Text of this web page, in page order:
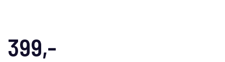
399,-